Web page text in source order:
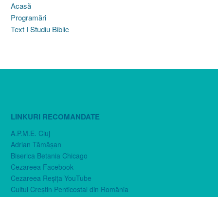
Acasă
Programări
Text I Studiu Biblic
LINKURI RECOMANDATE
A.P.M.E. Cluj
Adrian Tămăşan
Biserica Betania Chicago
Cezareea Facebook
Cezareea Reşiţa YouTube
Cultul Creştin Penticostal din România